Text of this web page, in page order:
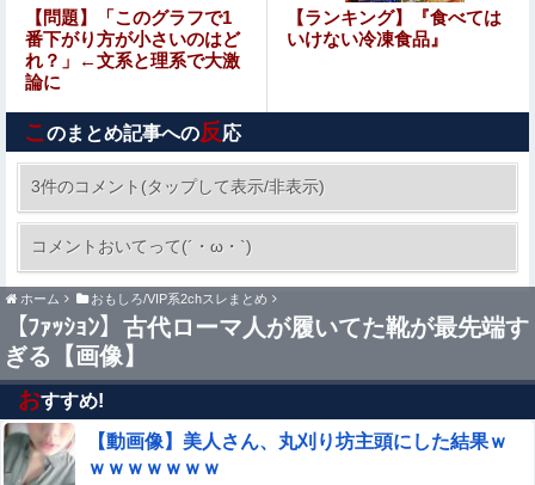
【画像】女さん「貧乳だから男水着で市民プールいったら
周りがコソコソしだしてやばいwwwwwwww」5万いいね
【画像】 エ□漫画の「めちゃくちゃな展開」が好き
反核団体の代表を務める爺さん、「核を持たないで日本を
守れますか」と中学生に詰問された結果……
一般作だけどエロいシーンがあって、妙にムラム
ラしてしまった作品
【画像】 サンモニの女子アナさん、日曜の朝から素材を提
供してしまう
【シャニマス】髪下ろし水着ちょこ先輩がエ〇チすぎる
河出奈都美アナ ノースリーブが透ける！！
【問題】「このグラフで1
番下がり方が小さいのはど
れ？」←文系と理系で大激
論に
【ランキング】『食べては
いけない冷凍食品』
こ のまとめ記事への反応
3件のコメント(タップして表示/非表示)
コメントおいてって(´・ω・`)
ホーム おもしろ/VIP系2chスレまとめ
【ﾌｧｯｼｮﾝ】古代ローマ人が履いてた靴が最先端す
ぎる【画像】
おすすめ!
【動画像】美人さん、丸刈り坊主頭にした結果ｗ
ｗｗｗｗｗｗｗ